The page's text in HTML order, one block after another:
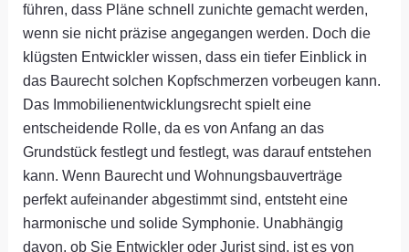
führen, dass Pläne schnell zunichte gemacht werden,
wenn sie nicht präzise angegangen werden. Doch die
klügsten Entwickler wissen, dass ein tiefer Einblick in
das Baurecht solchen Kopfschmerzen vorbeugen kann.
Das Immobilienentwicklungsrecht spielt eine
entscheidende Rolle, da es von Anfang an das
Grundstück festlegt und festlegt, was darauf entstehen
kann. Wenn Baurecht und Wohnungsbauverträge
perfekt aufeinander abgestimmt sind, entsteht eine
harmonische und solide Symphonie. Unabhängig
davon, ob Sie Entwickler oder Jurist sind, ist es von